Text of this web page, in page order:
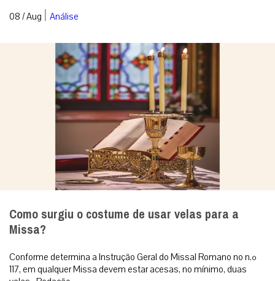
Uma língua que ninguém entende
A crise da linguagem moderna é, no fundo e na raiz, uma crise
estritamente espiritual. [caption id=”attachment_342989″
align=”aligncenter” width...
Análise